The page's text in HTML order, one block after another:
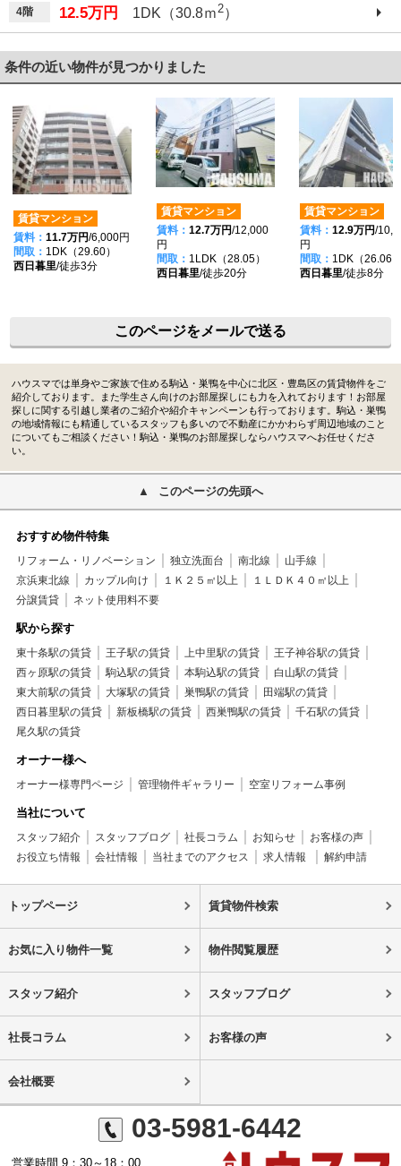
4階 12.5万円 1DK（30.8ｍ 2）
条件の近い物件が見つかりました
賃貸マンション
賃料： 11.7万円/6,000円
間取： 1DK（29.60）
西日暮里/徒歩3分
賃貸マンション
賃料： 12.7万円/12,000
円
間取： 1LDK（28.05）
西日暮里/徒歩20分
賃貸マンション
賃料： 12.9万円/
円
間取： 1DK（26.06
西日暮里/徒歩8分
このページをメールで送る
ハウスマでは単身やご家族で住める駒込・巣鴨を中心に北区・豊島区の賃貸物件をご
紹介しております。また学生さん向けのお部屋探しにも力を入れております！お部屋
探しに関する引越し業者のご紹介や紹介キャンペーンも行っております。駒込・巣鴨
の地域情報にも精通しているスタッフも多いので不動産にかかわらず周辺地域のこと
についてもご相談ください！駒込・巣鴨のお部屋探しならハウスマへお任せくださ
い。
このページの先頭へ
おすすめ物件特集
リフォーム・リノベーション 独立洗面台 南北線
山手線
京浜東北線
カップル向け １Ｋ２５㎡以上
１ＬＤＫ４０㎡以上
分譲賃貸
ネット使用料不要
駅から探す
東十条駅の賃貸 王子駅の賃貸 上中里駅の賃貸
王子神谷駅の賃貸
西ヶ原駅の賃貸
駒込駅の賃貸 本駒込駅の賃貸
白山駅の賃貸
東大前駅の賃貸
大塚駅の賃貸 巣鴨駅の賃貸
田端駅の賃貸
西日暮里駅の賃貸
新板橋駅の賃貸 西巣鴨駅の賃貸
千石駅の賃貸
尾久駅の賃貸
オーナー様へ
オーナー様専門ページ 管理物件ギャラリー 空室リフォーム事例
当社について
スタッフ紹介 スタッフブログ 社長コラム お知らせ
お客様の声
お役立ち情報
会社情報 当社までのアクセス 求人情報 解約申請
トップページ 賃貸物件検索
お気に入り物件一覧 物件閲覧履歴
スタッフ紹介 スタッフブログ
社長コラム お客様の声
会社概要
03-5981-6442
営業時間 9：30～18：00